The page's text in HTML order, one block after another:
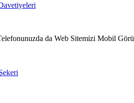
da Web Sitemizi Mobil